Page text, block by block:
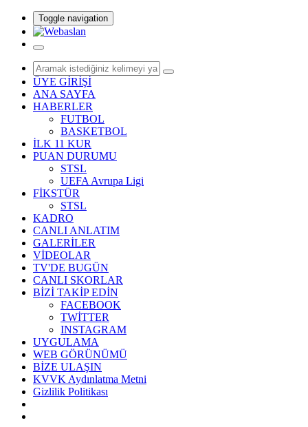
Toggle navigation
ÜYE GİRİŞİ
ANA SAYFA
HABERLER
FUTBOL
BASKETBOL
İLK 11 KUR
PUAN DURUMU
STSL
UEFA Avrupa Ligi
FİKSTÜR
STSL
KADRO
CANLI ANLATIM
GALERİLER
VİDEOLAR
TV'DE BUGÜN
CANLI SKORLAR
BİZİ TAKİP EDİN
FACEBOOK
TWİTTER
INSTAGRAM
UYGULAMA
WEB GÖRÜNÜMÜ
BİZE ULAŞIN
KVVK Aydınlatma Metni
Gizlilik Politikası